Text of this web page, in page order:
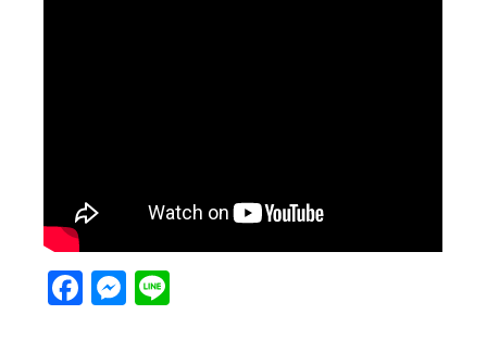
Facebook
Messenger